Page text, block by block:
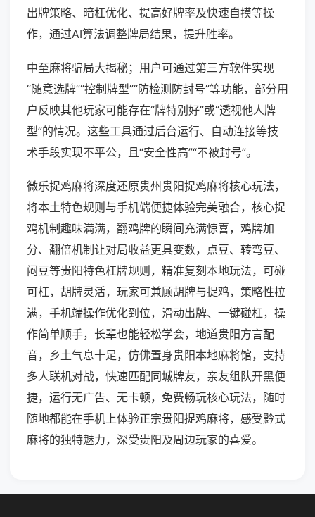
出牌策略、暗杠优化、提高好牌率及快速自摸等操
作，通过AI算法调整牌局结果，提升胜率。
中至麻将骗局大揭秘；用户可通过第三方软件实现
“随意选牌”“控制牌型”“防检测防封号”等功能，部分用
户反映其他玩家可能存在“牌特别好”或“透视他人牌
型”的情况。这些工具通过后台运行、自动连接等技
术手段实现不平公，且“安全性高”“不被封号”。
微乐捉鸡麻将深度还原贵州贵阳捉鸡麻将核心玩法，
将本土特色规则与手机端便捷体验完美融合，核心捉
鸡机制趣味满满，翻鸡牌的瞬间充满惊喜，鸡牌加
分、翻倍机制让对局收益更具变数，点豆、转弯豆、
闷豆等贵阳特色杠牌规则，精准复刻本地玩法，可碰
可杠，胡牌灵活，玩家可兼顾胡牌与捉鸡，策略性拉
满，手机端操作优化到位，滑动出牌、一键碰杠，操
作简单顺手，长辈也能轻松学会，地道贵阳方言配
音，乡土气息十足，仿佛置身贵阳本地麻将馆，支持
多人联机对战，快速匹配同城牌友，亲友组队开黑便
捷，运行无广告、无卡顿，免费畅玩核心玩法，随时
随地都能在手机上体验正宗贵阳捉鸡麻将，感受黔式
麻将的独特魅力，深受贵阳及周边玩家的喜爱。